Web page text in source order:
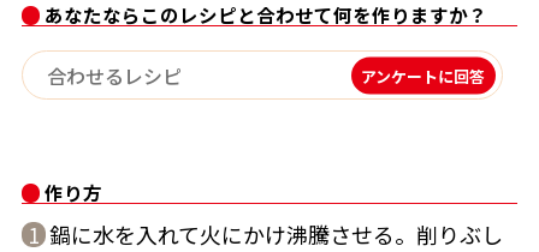
新鮮一番 『氷熟®』
あなたならこのレシピと合わせて何を作りますか？
アンケートに回答
作り方
1 鍋に水を入れて火にかけ沸騰させる。削りぶし